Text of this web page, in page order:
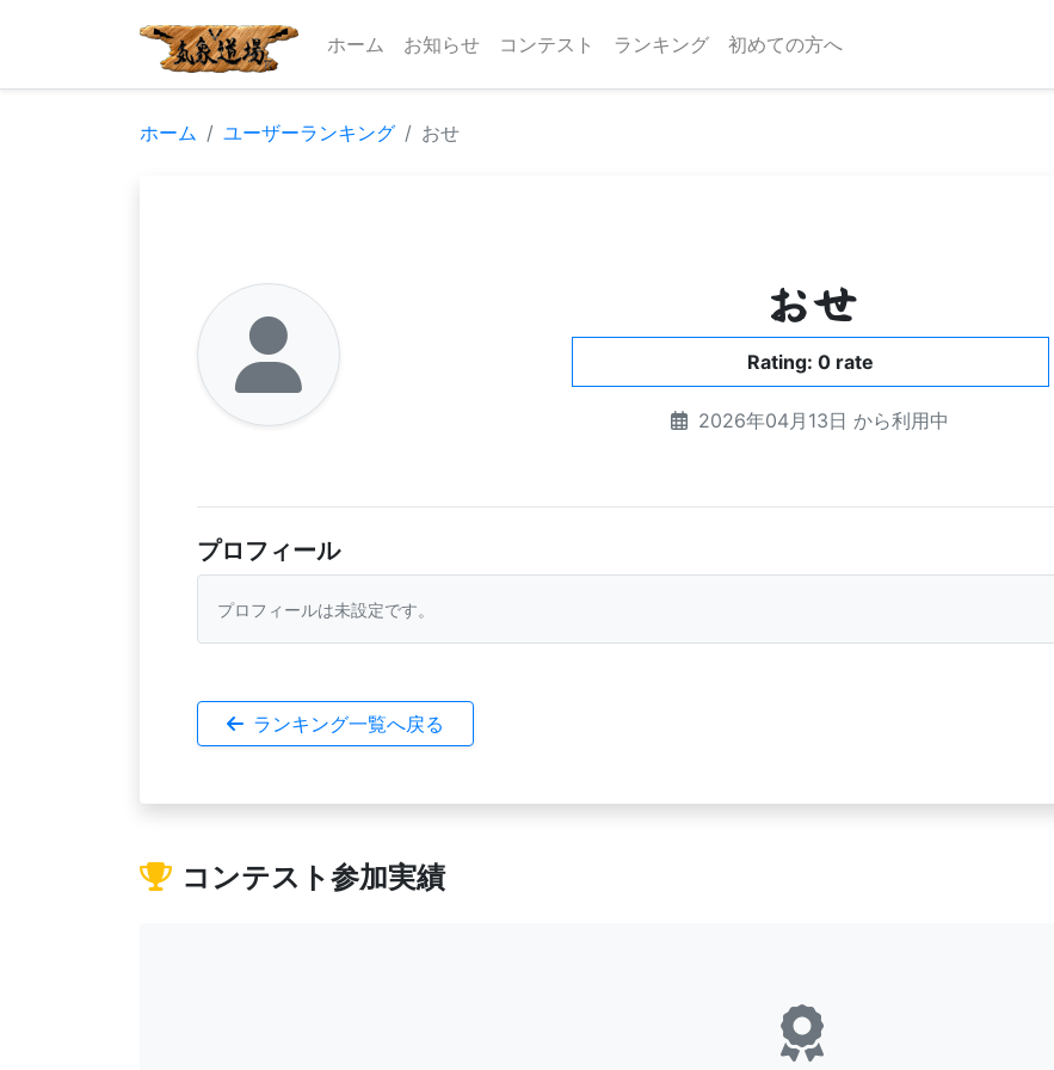
ホーム お知らせ コンテスト ランキング 初めての方へ
ホーム ユーザーランキング おせ
おせ
Rating: 0 rate
2026年04月13日 から利用中
プロフィール
プロフィールは未設定です。
ランキング一覧へ戻る
コンテスト参加実績